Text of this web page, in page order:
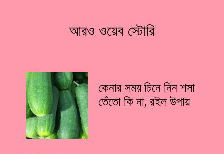
কেনার সময় চিনে নিন শসা
তেঁতো কি না, রইল উপায়
আরও ওয়েব স্টোরি